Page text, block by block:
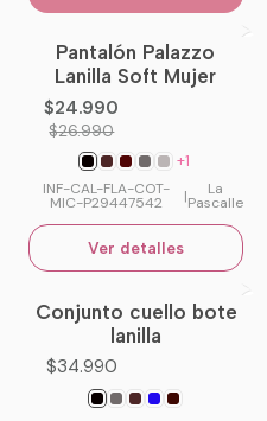
-7%OFF
No disponible
Pantalón Palazzo
Lanilla Soft Mujer
$24.990
$26.990
+1
INF-CAL-FLA-COT-
MIC-P29447542 | La
Pascalle
Ver detalles
No disponible
Conjunto cuello bote
lanilla
$34.990